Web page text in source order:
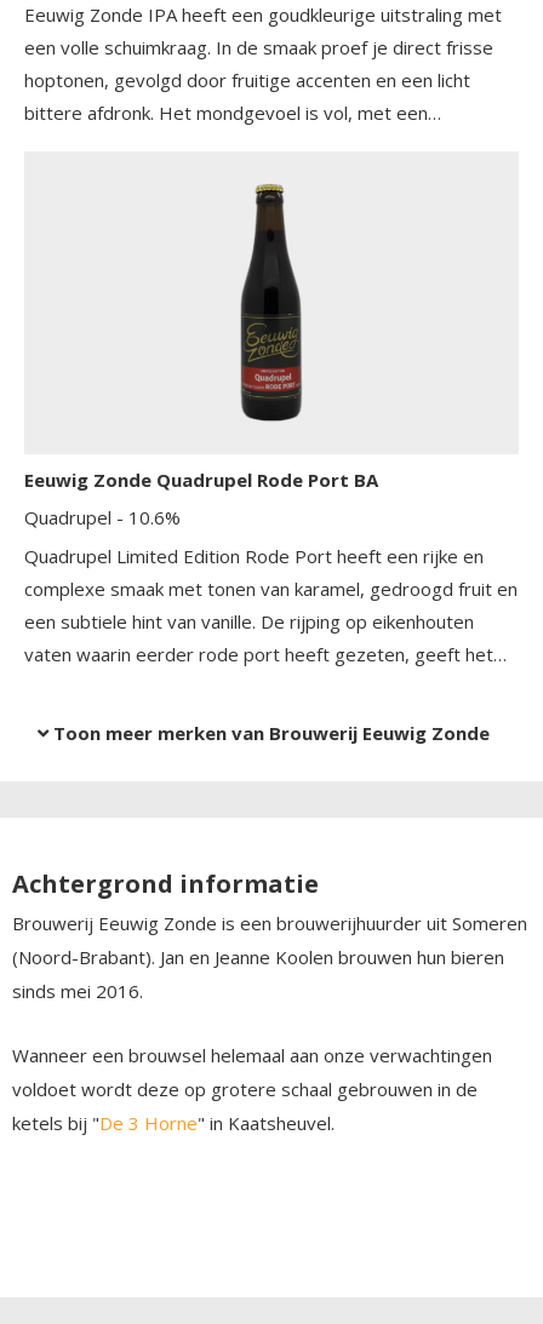
Eeuwig Zonde IPA heeft een goudkleurige uitstraling met
een volle schuimkraag. In de smaak proef je direct frisse
hoptonen, gevolgd door fruitige accenten en een licht
bittere afdronk. Het mondgevoel is vol, met een
Eeuwig Zonde Quadrupel Rode Port BA
Quadrupel - 10.6%
Quadrupel Limited Edition Rode Port heeft een rijke en
complexe smaak met tonen van karamel, gedroogd fruit en
een subtiele hint van vanille. De rijping op eikenhouten
vaten waarin eerder rode port heeft gezeten, geeft het
balans tussen zoet en bitter, waardoor het een genot is
Toon meer merken van Brouwerij Eeuwig Zonde
Achtergrond informatie
Brouwerij Eeuwig Zonde is een brouwerijhuurder uit Someren
(Noord-Brabant). Jan en Jeanne Koolen brouwen hun bieren
sinds mei 2016.
Wanneer een brouwsel helemaal aan onze verwachtingen
voldoet wordt deze op grotere schaal gebrouwen in de
ketels bij "De 3 Horne" in Kaatsheuvel.